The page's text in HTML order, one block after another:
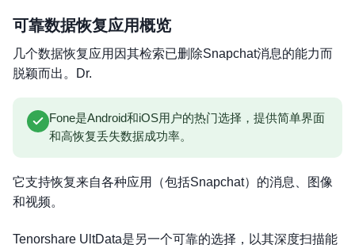
可靠数据恢复应用概览
几个数据恢复应用因其检索已删除Snapchat消息的能力而
脱颖而出。Dr.
Fone是Android和iOS用户的热门选择，提供简单界面
和高恢复丢失数据成功率。
它支持恢复来自各种应用（包括Snapchat）的消息、图像
和视频。
Tenorshare UltData是另一个可靠的选择，以其深度扫描能